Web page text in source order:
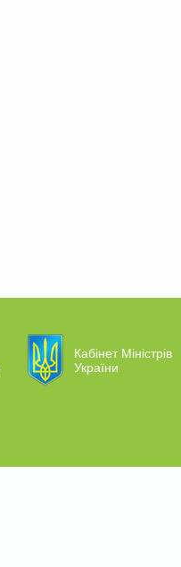
Кабінет Міністрів
України